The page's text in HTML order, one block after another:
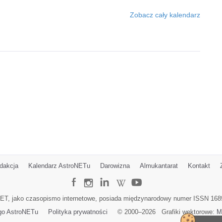
Zobacz cały kalendarz
Kalendarz AstroNETu Darowizna Almukantarat Kontakt
jako czasopismo internetowe, posiada międzynarodowy numer ISSN
AstroNETu
Polityka prywatności © 2000–2026 Grafiki wektorowe: